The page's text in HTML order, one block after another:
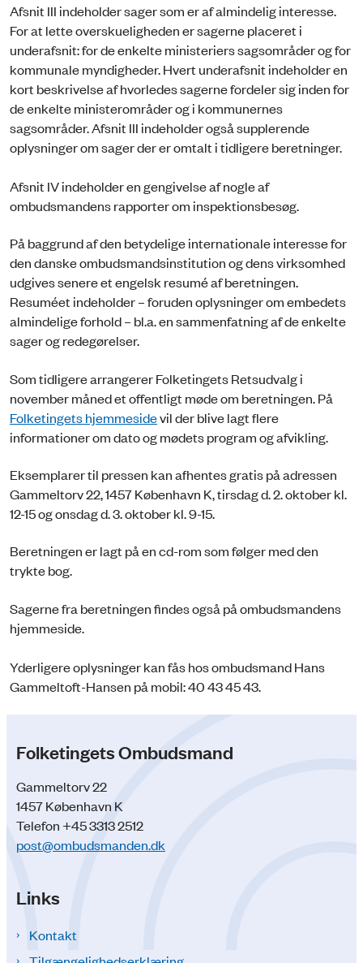
Afsnit III indeholder sager som er af almindelig interesse.
For at lette overskueligheden er sagerne placeret i
underafsnit: for de enkelte ministeriers sagsområder og for
kommunale myndigheder. Hvert underafsnit indeholder en
kort beskrivelse af hvorledes sagerne fordeler sig inden for
de enkelte ministerområder og i kommunernes
sagsområder. Afsnit III indeholder også supplerende
oplysninger om sager der er omtalt i tidligere beretninger.
Afsnit IV indeholder en gengivelse af nogle af
ombudsmandens rapporter om inspektionsbesøg.
På baggrund af den betydelige internationale interesse for
den danske ombudsmandsinstitution og dens virksomhed
udgives senere et engelsk resumé af beretningen.
Resuméet indeholder – foruden oplysninger om embedets
almindelige forhold – bl.a. en sammenfatning af de enkelte
sager og redegørelser.
Som tidligere arrangerer Folketingets Retsudvalg i
november måned et offentligt møde om beretningen. På
Folketingets hjemmesidevil der blive lagt flere
informationer om dato og mødets program og afvikling.
Eksemplarer til pressen kan afhentes gratis på adressen
Gammeltorv 22, 1457 København K, tirsdag d. 2. oktober kl.
12-15 og onsdag d. 3. oktober kl. 9-15.
Beretningen er lagt på en cd-rom som følger med den
trykte bog.
Sagerne fra beretningen findes også på ombudsmandens
hjemmeside.
Yderligere oplysninger kan fås hos ombudsmand Hans
Gammeltoft-Hansen på mobil: 40 43 45 43.
Folketingets Ombudsmand
Gammeltorv 22
1457 København K
Telefon +45 3313 2512
post@ombudsmanden.dk
Links
Kontakt